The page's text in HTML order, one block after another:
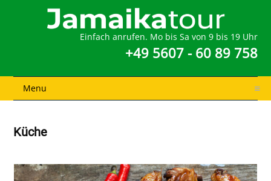
Einfach anrufen. Mo bis Sa von 9 bis 19 Uhr
+49 5607 - 60 89 758
Menu
Küche